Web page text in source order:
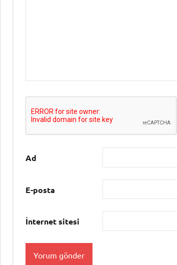
Ad
E-posta
İnternet sitesi